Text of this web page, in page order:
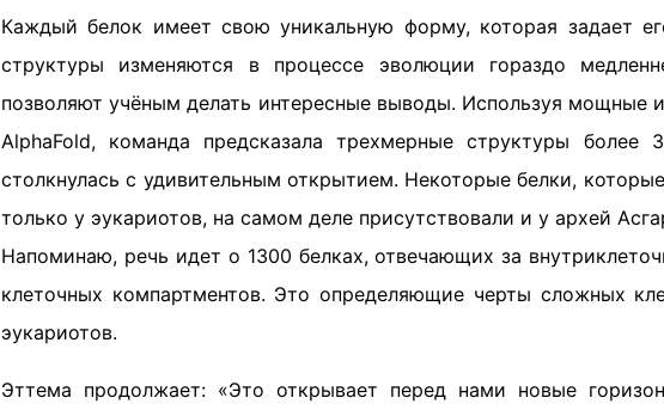
Каждый белок имеет свою уникальную форму, которая задает
структуры изменяются в процессе эволюции гораздо
позволяют учёным делать интересные выводы. Используя мощные
AlphaFold, команда предсказала трехмерные структуры
столкнулась с удивительным открытием. Некоторые белки,
только у эукариотов, на самом деле присутствовали и у архей
Напоминаю, речь идет о 1300 белках, отвечающих за
клеточных компартментов. Это определяющие черты сложных
эукариотов.
Эттема продолжает: «Это открывает перед нами новые